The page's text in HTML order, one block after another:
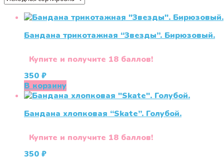
Бандана трикотажная “Звезды”. Бирюзовый.
Купите и получите 18 баллов!
350 ₽
В корзину
Бандана хлопковая “Skate”. Голубой.
Купите и получите 18 баллов!
350 ₽